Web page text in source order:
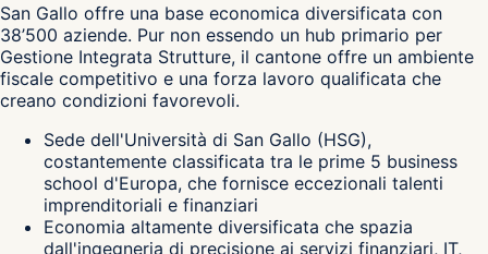
San Gallo offre una base economica diversificata con
38’500 aziende. Pur non essendo un hub primario per
Gestione Integrata Strutture, il cantone offre un ambiente
fiscale competitivo e una forza lavoro qualificata che
creano condizioni favorevoli.
Sede dell'Università di San Gallo (HSG),
costantemente classificata tra le prime 5 business
school d'Europa, che fornisce eccezionali talenti
imprenditoriali e finanziari
Economia altamente diversificata che spazia
dall'ingegneria di precisione ai servizi finanziari, IT,